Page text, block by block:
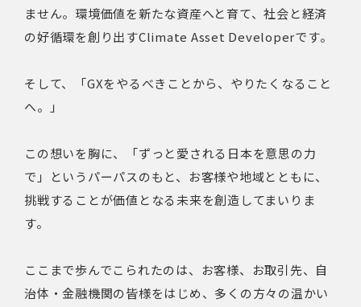
ません。環境価値を新たな資産へと育て、社会と経済
の好循環を創り出すClimate Asset Developerです。
そして、「GXをやるべきことから、やりたくなること
へ。」
この想いを胸に、「ずっと愛される日本を意思の力
で」というパーパスのもと、お客様や地域とともに、
挑戦することが価値となる未来を創造してまいりま
す。
ここまで歩んでこられたのは、お客様、お取引先、自
治体・金融機関の皆様をはじめ、多くの方々の温かい